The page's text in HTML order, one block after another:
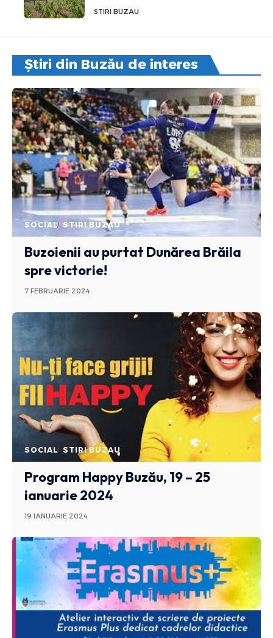
STIRI BUZAU
Știri din Buzău de interes
SOCIAL STIRI BUZAU
Buzoienii au purtat Dunărea Brăila
spre victorie!
7 FEBRUARIE 2024
SOCIAL STIRI BUZAU
Program Happy Buzău, 19 – 25
ianuarie 2024
19 IANUARIE 2024